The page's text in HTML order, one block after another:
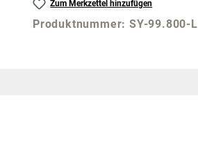
Zum Merkzettel hinzufügen
Produktnummer:SY-99.800-L